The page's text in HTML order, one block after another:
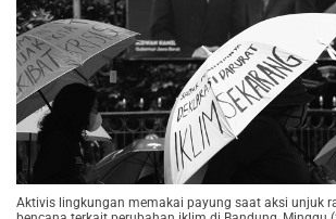
Aktivis lingkungan memakai payung saat aksi unjuk